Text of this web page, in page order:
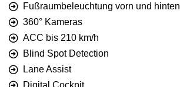
Fußraumbeleuchtung vorn und hinten
360° Kameras
ACC bis 210 km/h
Blind Spot Detection
Lane Assist
Digital Cockpit